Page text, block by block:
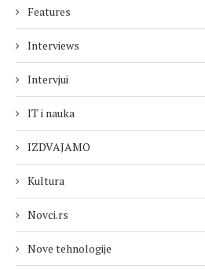
Features
Interviews
Intervjui
IT i nauka
IZDVAJAMO
Kultura
Novci.rs
Nove tehnologije